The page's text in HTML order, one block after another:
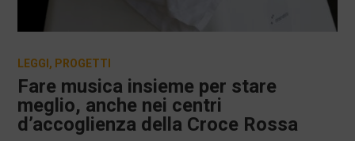
Fare musica insieme per stare
meglio, anche nei centri
d’accoglienza della Croce Rossa
LEGGI , PROGETTI